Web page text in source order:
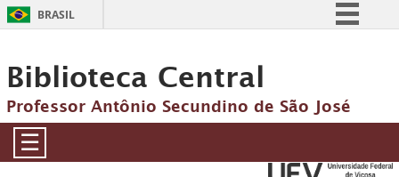
BRASIL
Comunica BR
Participe
Biblioteca Central
Professor Antônio Secundino de São José
☰